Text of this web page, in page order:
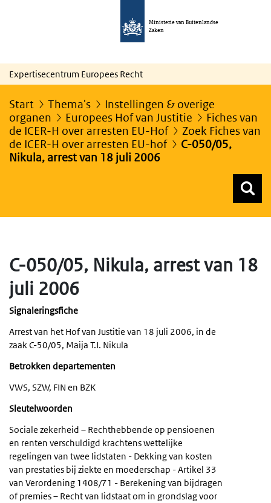
Ministerie van Buitenlandse
Zaken
Expertisecentrum Europees Recht
Start Thema's
Instellingen & overige
organen
Europees Hof van Justitie
Fiches van
de ICER-H over arresten EU-Hof
Zoek Fiches van
de ICER-H over arresten EU-hof
C-050/05,
Nikula, arrest van 18 juli 2006
C-050/05, Nikula, arrest van 18
juli 2006
Signaleringsfiche
Arrest van het Hof van Justitie van 18 juli 2006, in de
zaak C-50/05, Maija T.I. Nikula
Betrokken departementen
VWS, SZW, FIN en BZK
Sleutelwoorden
Sociale zekerheid – Rechthebbende op pensioenen
en renten verschuldigd krachtens wettelijke
regelingen van twee lidstaten - Dekking van kosten
van prestaties bij ziekte en moederschap - Artikel 33
van Verordening 1408/71 - Berekening van bijdragen
of premies – Recht van lidstaat om in grondslag voor